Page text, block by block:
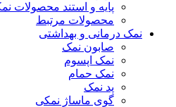
پایه و استند محصولات
محصولات مرتبط
نمک درمانی و بهداشتی
صابون نمک
نمک اپسوم
نمک حمام
پد نمک
گوی ماساژ نمکی